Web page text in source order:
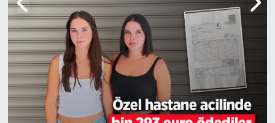
Genel
Gündem
Özel Haber
POLİTİKA